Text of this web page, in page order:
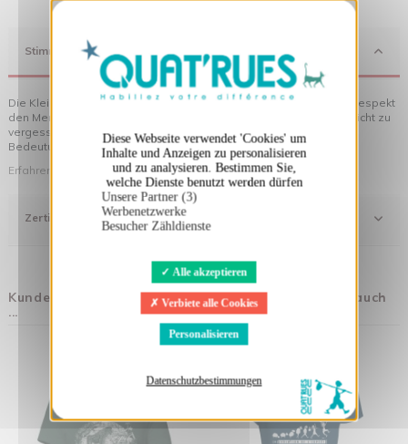
Diese Webseite verwendet 'Cookies' um
Inhalte und Anzeigen zu personalisieren
und zu analysieren. Bestimmen Sie,
welche Dienste benutzt werden dürfen
Unsere Partner (3)
Werbenetzwerke
Besucher Zähldienste
Alle akzeptieren
Verbiete alle Cookies
Personalisieren
Datenschutzbestimmungen
Stimmung
Die Kleidung von Quat'rues besteht aus Bio-Baumwolle, die mit Respekt
den Menschen und ihrer Umwelt gegenüber hergestellt wurde... nicht zu
vergessen die originellen Motive, die Ihrer Kleidung noch mehr
Bedeutung verleihen!
Erfahren Sie mehr über unsere Philosophie
Zertifizierung
Kunden, die diesen Artikel gekauft haben, kauften auch
...